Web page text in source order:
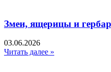
Змеи, ящерицы и
03.06.2026
Читать далее »